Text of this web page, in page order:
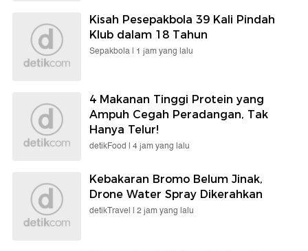
Kisah Pesepakbola 39 Kali Pindah
Klub dalam 18 Tahun
Sepakbola | 1 jam yang lalu
4 Makanan Tinggi Protein yang
Ampuh Cegah Peradangan, Tak
Hanya Telur!
detikFood | 4 jam yang lalu
Kebakaran Bromo Belum Jinak,
Drone Water Spray Dikerahkan
detikTravel | 2 jam yang lalu